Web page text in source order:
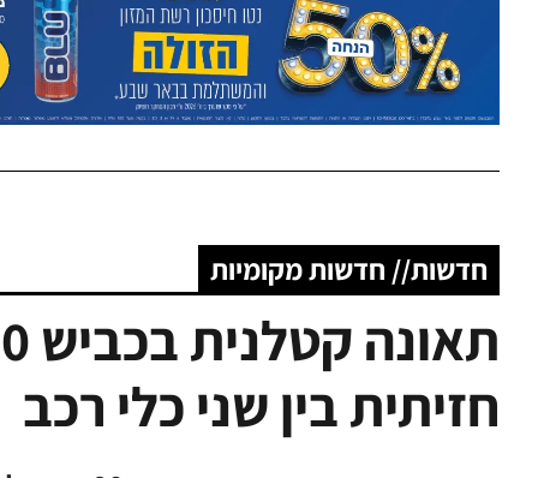
חדשות// חדשות מקומיות
חזיתית בין שני כלי רכב